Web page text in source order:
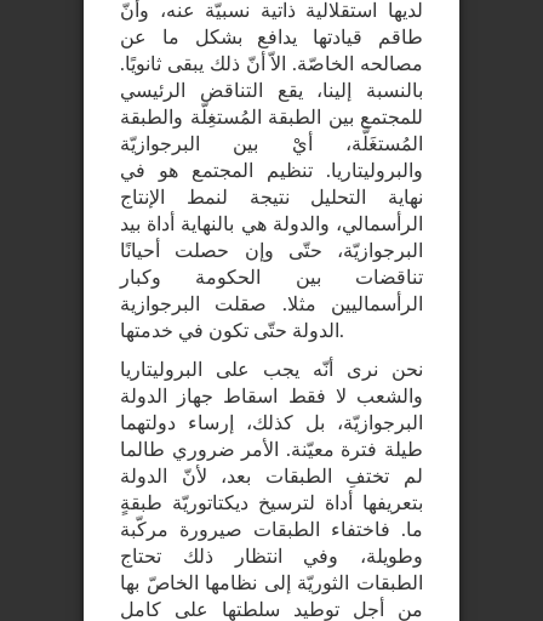
لديها استقلالية ذاتية نسبيّة عنه، وأنّ
طاقم قيادتها يدافع بشكل ما عن
مصالحه الخاصّة. الاّ أنّ ذلك يبقى ثانويًا.
بالنسبة إلينا، يقع التناقض الرئيسي
للمجتمع بين الطبقة المُستغِلّة والطبقة
المُستغَلَّة، أيْ بين البرجوازيّة
والبروليتاريا. تنظيم المجتمع هو في
نهاية التحليل نتيجة لنمط الإنتاج
الرأسمالي، والدولة هي بالنهاية أداة بيد
البرجوازيّة، حتّى وإن حصلت أحيانًا
تناقضات بين الحكومة وكبار
الرأسماليين مثلا. صقلت البرجوازية
الدولة حتّى تكون في خدمتها.
نحن نرى أنّه يجب على البروليتاريا
والشعب لا فقط اسقاط جهاز الدولة
البرجوازيّة، بل كذلك، إرساء دولتهما
طيلة فترة معيّنة. الأمر ضروري طالما
لم تختفِ الطبقات بعد، لأنّ الدولة
بتعريفها أداة لترسيخ ديكتاتوريّة طبقةٍ
ما. فاختفاء الطبقات صيرورة مركّبة
وطويلة، وفي انتظار ذلك تحتاج
الطبقات الثوريّة إلى نظامها الخاصّ بها
من أجل توطيد سلطتها على كامل